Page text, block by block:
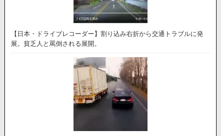
【日本・ドライブレコーダー】割り込み右折から交通トラブルに発
展。貧乏人と罵倒される展開。